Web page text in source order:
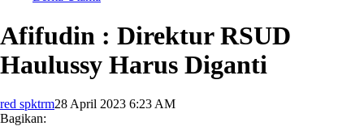
Afifudin : Direktur RSUD
Haulussy Harus Diganti
red spktrm28 April 2023 6:23 AM
Bagikan: